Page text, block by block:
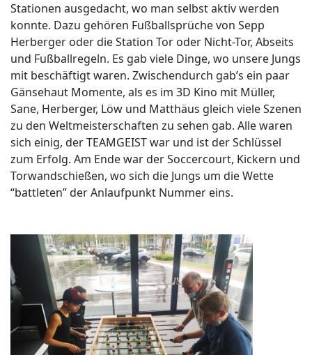
Stationen ausgedacht, wo man selbst aktiv werden
konnte. Dazu gehören Fußballsprüche von Sepp
Herberger oder die Station Tor oder Nicht-Tor, Abseits
und Fußballregeln. Es gab viele Dinge, wo unsere Jungs
mit beschäftigt waren. Zwischendurch gab’s ein paar
Gänsehaut Momente, als es im 3D Kino mit Müller,
Sane, Herberger, Löw und Matthäus gleich viele Szenen
zu den Weltmeisterschaften zu sehen gab. Alle waren
sich einig, der TEAMGEIST war und ist der Schlüssel
zum Erfolg. Am Ende war der Soccercourt, Kickern und
Torwandschießen, wo sich die Jungs um die Wette
“battleten” der Anlaufpunkt Nummer eins.